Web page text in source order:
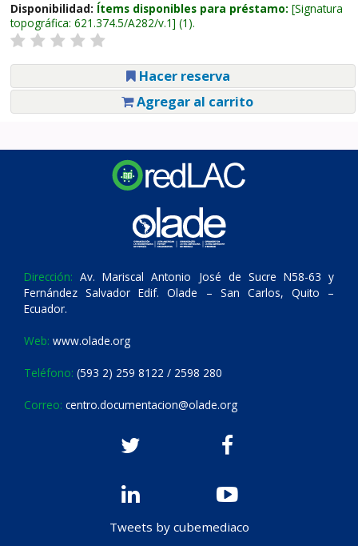
Disponibilidad: Ítems disponibles para préstamo: Signatura
topográfica: 621.374.5/A282/v.1 (1).
Hacer reserva
Agregar al carrito
Dirección: Av. Mariscal Antonio José de Sucre N58-63 y
Fernández Salvador Edif. Olade – San Carlos, Quito –
Ecuador.
Web: www.olade.org
Teléfono: (593 2) 259 8122 / 2598 280
Correo: centro.documentacion@olade.org
Tweets by cubemediaco